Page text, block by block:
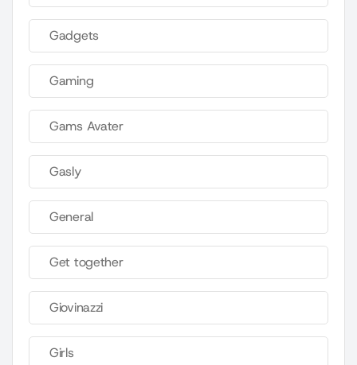
Gadgets
Gaming
Gams Avater
Gasly
General
Get together
Giovinazzi
Girls